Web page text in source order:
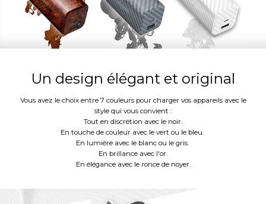
Un design élégant et original
Vous avez le choix entre 7 couleurs pour charger vos appareils avec le
style qui vous convient :
Tout en discrétion avec le noir.
En touche de couleur avec le vert ou le bleu.
En lumière avec le blanc ou le gris.
En brillance avec l'or.
En élégance avec le ronce de noyer.